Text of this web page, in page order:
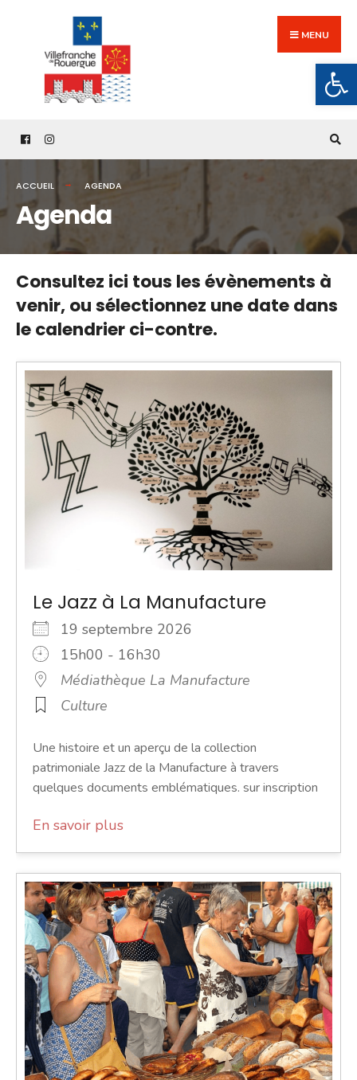
content
MENU
ACCUEIL AGENDA
Agenda
Consultez ici tous les évènements à
venir,ou sélectionnez une date dans
le calendrier ci-contre.
Le Jazz à La Manufacture
19 septembre 2026
15h00 - 16h30
Médiathèque La Manufacture
Culture
Une histoire et un aperçu de la collection
patrimoniale Jazz de la Manufacture à travers
quelques documents emblématiques. sur inscription
En savoir plus